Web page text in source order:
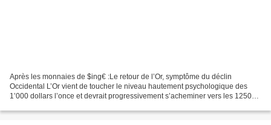
Après les monnaies de $ing€ :Le retour de l’Or, symptôme du déclin
Occidental L’Or vient de toucher le niveau hautement psychologique des
1’000 dollars l’once et devrait progressivement s’acheminer vers les 1250